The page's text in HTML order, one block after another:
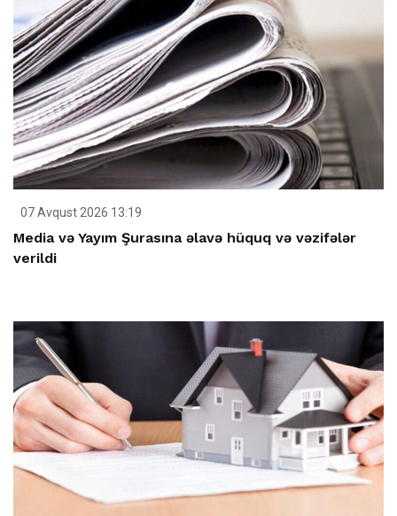
07 Avqust 2026 13:19
Media və Yayım Şurasına əlavə hüquq və vəzifələr
verildi